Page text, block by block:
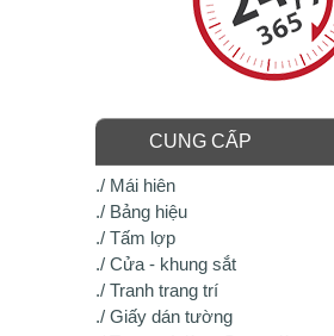
CUNG CẤP
./ Mái hiên
./ Bảng hiệu
./ Tấm lợp
./ Cửa - khung sắt
./ Tranh trang trí
./ Giấy dán tường